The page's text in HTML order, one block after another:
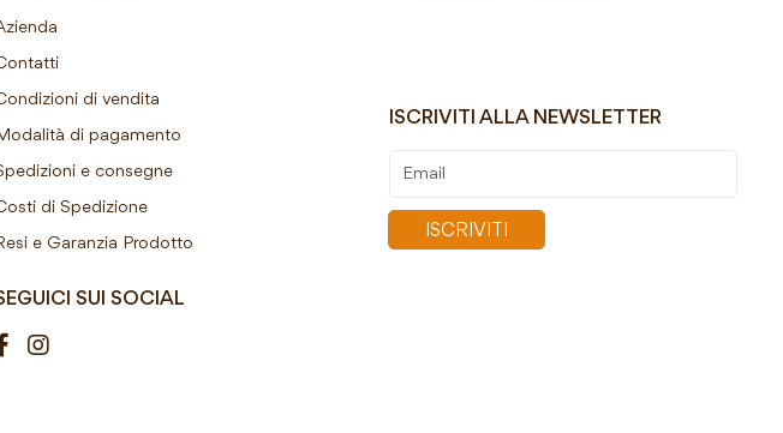
di vendita
di pagamento
e consegne
di Spedizione
e Garanzia Prodotto
SUI SOCIAL
ISCRIVITI ALLA NEWSLETTER
alla
nostra
Newsletter:
ISCRIVITI